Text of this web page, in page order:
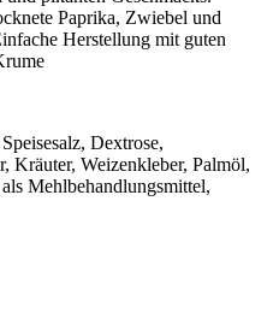
Paprika, Zwiebel und
Herstellung mit guten
Dextrose,
Kräuter, Weizenkleber, Palmöl,
Mehlbehandlungsmittel,